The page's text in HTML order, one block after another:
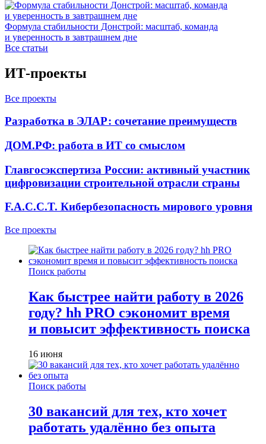
Формула стабильности Донстрой: масштаб, команда
и уверенность в завтрашнем дне
Все статьи
ИТ-проекты
Все проекты
Разработка в ЭЛАР: сочетание преимуществ
ДОМ.РФ: работа в ИТ со смыслом
Главгосэкспертиза России: активный участник
цифровизации строительной отрасли страны
F.A.C.C.T. Кибербезопасность мирового уровня
Все проекты
Поиск работы
Как быстрее найти работу в 2026
году? hh PRO сэкономит время
и повысит эффективность поиска
16 июня
Поиск работы
30 вакансий для тех, кто хочет
работать удалённо без опыта